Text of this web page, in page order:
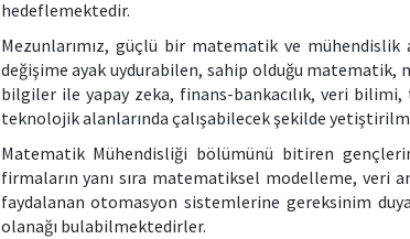
hedeflemektedir.
Mezunlarımız, güçlü bir matematik ve mühendislik
değişime ayak uydurabilen, sahip olduğu matematik,
bilgiler ile yapay zeka, finans-bankacılık, veri
teknolojik alanlarında çalışabilecek şekilde
Matematik Mühendisliği bölümünü bitiren
firmaların yanı sıra matematiksel modelleme, veri
faydalanan otomasyon sistemlerine gereksinim
olanağı bulabilmektedirler.